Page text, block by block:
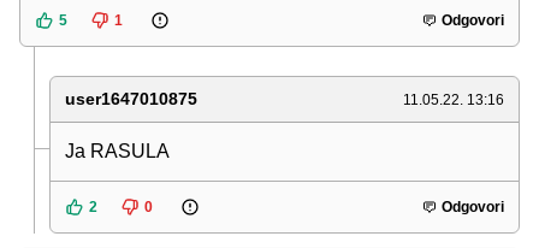
5 1 Odgovori
user1647010875 11.05.22. 13:16
Ja RASULA
2 0 Odgovori